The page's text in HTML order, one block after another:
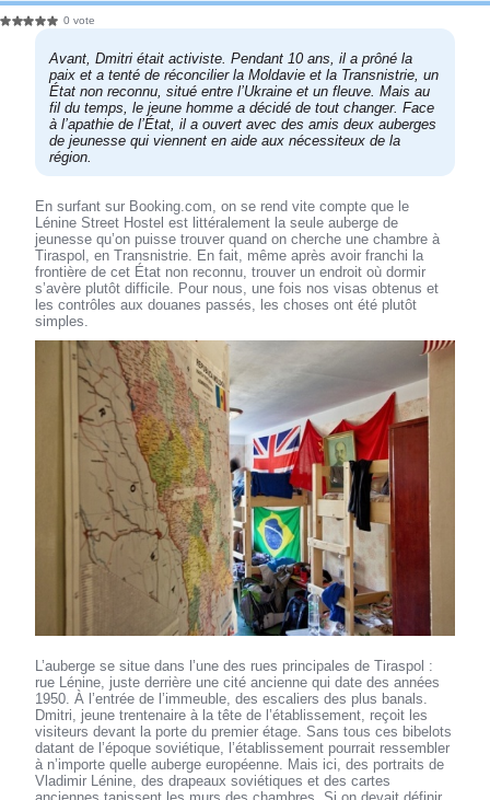
0 vote
Avant, Dmitri était activiste. Pendant 10 ans, il a prôné la
paix et a tenté de réconcilier la Moldavie et la Transnistrie, un
État non reconnu, situé entre l’Ukraine et un fleuve. Mais au
fil du temps, le jeune homme a décidé de tout changer. Face
à l’apathie de l’État, il a ouvert avec des amis deux auberges
de jeunesse qui viennent en aide aux nécessiteux de la
région.
En surfant sur Booking.com, on se rend vite compte que le
Lénine Street Hostel est littéralement la seule auberge de
jeunesse qu’on puisse trouver quand on cherche une chambre à
Tiraspol, en Transnistrie. En fait, même après avoir franchi la
frontière de cet État non reconnu, trouver un endroit où dormir
s’avère plutôt difficile. Pour nous, une fois nos visas obtenus et
les contrôles aux douanes passés, les choses ont été plutôt
simples.
L’auberge se situe dans l’une des rues principales de Tiraspol :
rue Lénine, juste derrière une cité ancienne qui date des années
1950. À l’entrée de l’immeuble, des escaliers des plus banals.
Dmitri, jeune trentenaire à la tête de l’établissement, reçoit les
visiteurs devant la porte du premier étage. Sans tous ces bibelots
datant de l’époque soviétique, l’établissement pourrait ressembler
à n’importe quelle auberge européenne. Mais ici, des portraits de
Vladimir Lénine, des drapeaux soviétiques et des cartes